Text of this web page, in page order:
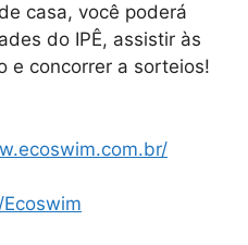
casa, você poderá
do IPÊ, assistir às
e concorrer a sorteios!